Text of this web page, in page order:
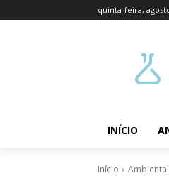
quinta-feira,
INÍCIO
Início Ambiental